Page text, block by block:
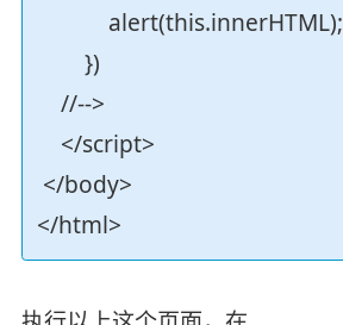
alert(this.innerHTML);
})
//-->
</script>
</body>
</html>